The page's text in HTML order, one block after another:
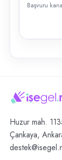
Başvuru
Huzur mah.
Çankaya,